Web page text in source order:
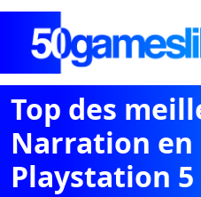
Top des
Narration en
Playstation 5